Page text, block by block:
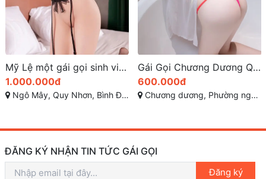
Mỹ Lệ một gái gọi sinh viên đầy sức hấp dẫn ở Quy Nhơn
1.000.000đ
Ngô Mây, Quy Nhơn, Bình Định
Gái Gọi Chương Dương Quy Nhơn – Đem Đến Trải Nghiệm Đặc Biệt Với Số Điện Thoại Zalo và TikTok
600.000đ
Chương dương, Phường nguyễn văn cừ , TP quy nhơn
ĐĂNG KÝ NHẬN TIN TỨC GÁI GỌI
Đăng ký